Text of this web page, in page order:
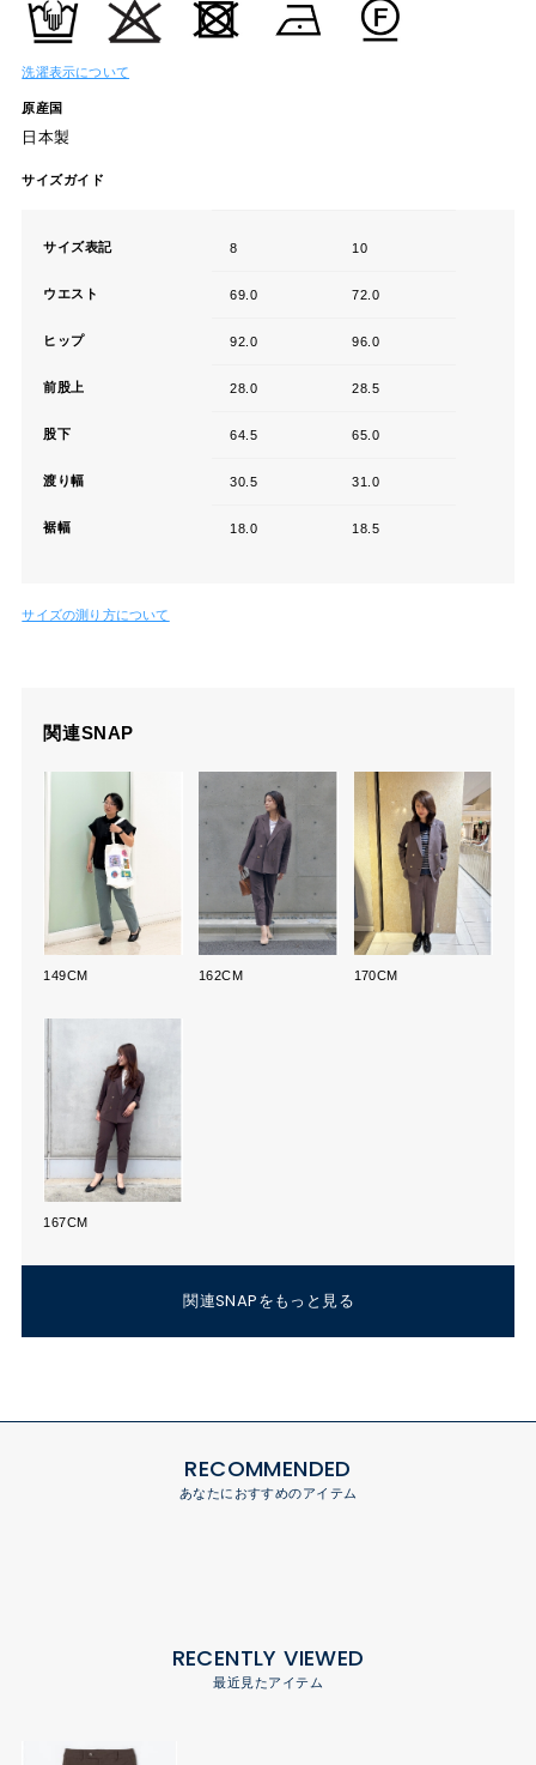
洗濯表示について
原産国
日本製
サイズガイド
サイズ表記 8 10
ウエスト 69.0 72.0
ヒップ 92.0 96.0
前股上 28.0 28.5
股下 64.5 65.0
渡り幅 30.5 31.0
裾幅 18.0 18.5
サイズの測り方について
関連SNAP
149CM 162CM 170CM
167CM
関連SNAPをもっと見る
RECOMMENDED
あなたにおすすめのアイテム
RECENTLY VIEWED
最近見たアイテム